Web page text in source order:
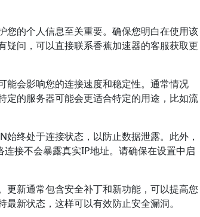
您的个人信息至关重要。确保您明白在使用该
疑问，可以直接联系香蕉加速器的客服获取更
能会影响您的连接速度和稳定性。通常情况
定的服务器可能会更适合特定的用途，比如流
终处于连接状态，以防止数据泄露。此外，
接不会暴露真实IP地址。请确保在设置中启
更新通常包含安全补丁和新功能，可以提高您
新状态，这样可以有效防止安全漏洞。